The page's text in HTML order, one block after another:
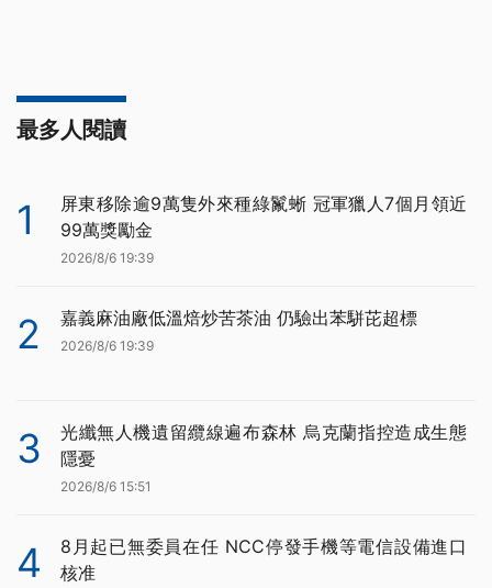
最多人閱讀
1
屏東移除逾9萬隻外來種綠鬣蜥 冠軍獵人7個月領近
99萬獎勵金
2026/8/6 19:39
2 嘉義麻油廠低溫焙炒苦茶油 仍驗出苯駢芘超標
2026/8/6 19:39
3
光纖無人機遺留纜線遍布森林 烏克蘭指控造成生態
隱憂
2026/8/6 15:51
4
8月起已無委員在任 NCC停發手機等電信設備進口
核准